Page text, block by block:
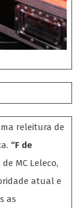
releitura de
“F de
MC Leleco,
atual e
as